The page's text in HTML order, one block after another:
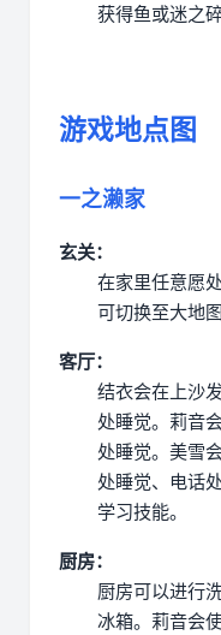
获得鱼或迷之碎
游戏地点图
一之濑家
玄关：
在家里任意愿
可切换至大地图
客厅：
结衣会在上沙
处睡觉。 莉音
处睡觉。 美雪
处睡觉、电话
学习技能。
厨房：
厨房可以进行
冰箱。 莉音会